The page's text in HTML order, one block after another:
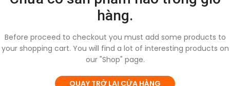
hàng.
Before proceed to checkout you must add some products to
your shopping cart. You will find a lot of interesting products on
our "Shop" page.
QUAY TRỞ LẠI CỬA HÀNG